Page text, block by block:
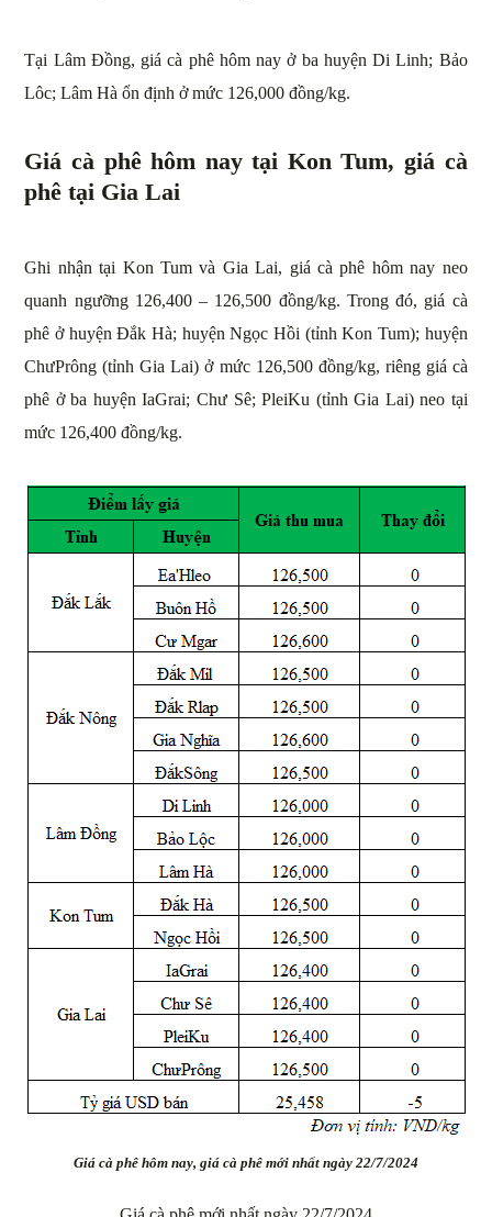
Tại Lâm Đồng, giá cà phê hôm nay ở ba huyện Di Linh; Bảo
Lôc; Lâm Hà ổn định ở mức 126,000 đồng/kg.
Giá cà phê hôm nay tại Kon Tum, giá cà
phê tại Gia Lai
Ghi nhận tại Kon Tum và Gia Lai, giá cà phê hôm nay neo
quanh ngưỡng 126,400 – 126,500 đồng/kg. Trong đó, giá cà
phê ở huyện Đắk Hà; huyện Ngọc Hồi (tỉnh Kon Tum); huyện
ChưPrông (tỉnh Gia Lai) ở mức 126,500 đồng/kg, riêng giá cà
phê ở ba huyện IaGrai; Chư Sê; PleiKu (tỉnh Gia Lai) neo tại
mức 126,400 đồng/kg.
Giá cà phê hôm nay, giá cà phê mới nhất ngày 22/7/2024